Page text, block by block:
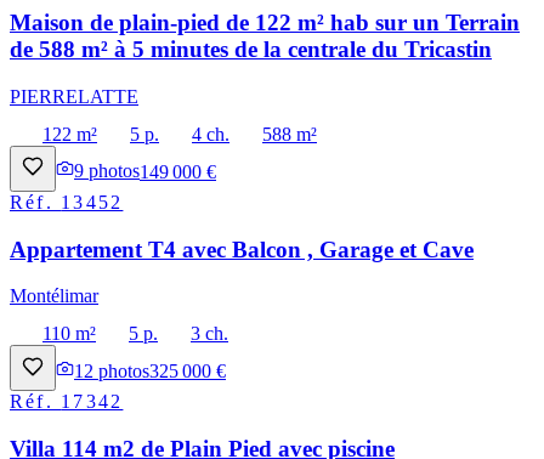
Maison de plain-pied de 122 m² hab sur un Terrain
de 588 m² à 5 minutes de la centrale du Tricastin
PIERRELATTE
122 m²
5 p. 4 ch.
588 m²
9 photos149 000 €
Réf. 13452
Appartement T4 avec Balcon , Garage et Cave
Montélimar
110 m²
5 p.
3 ch.
12 photos325 000 €
Réf. 17342
Villa 114 m2 de Plain Pied avec piscine